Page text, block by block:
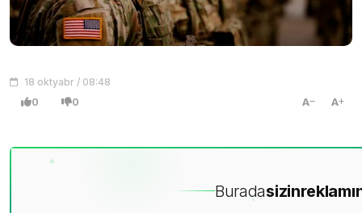
18 oktyabr / 08:48
0 0 A A
Buradasizin